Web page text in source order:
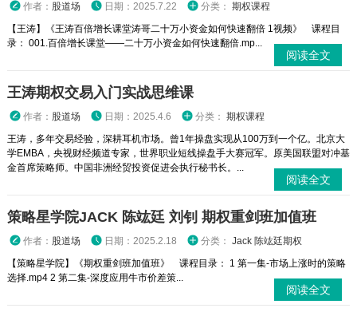
作者： 股道场 日期：2025.7.22 分类： 期权课程
【王涛】《王涛百倍增长课堂涛哥二十万小资金如何快速翻倍 1视频》 课程目
录： 001.百倍增长课堂——二十万小资金如何快速翻倍.mp...
阅读全文
王涛期权交易入门实战思维课
作者： 股道场 日期：2025.4.6 分类： 期权课程
王涛，多年交易经验，深耕耳机市场。曾1年操盘实现从100万到一个亿。北京大
学EMBA，央视财经频道专家，世界职业短线操盘手大赛冠军。原美国联盟对冲基
金首席策略师。中国非洲经贸投资促进会执行秘书长。...
阅读全文
策略星学院JACK 陈竑廷 刘钊 期权重剑班加值班
作者： 股道场 日期：2025.2.18 分类： Jack 陈竑廷期权
【策略星学院】《期权重剑班加值班》 课程目录： 1 第一集-市场上涨时的策略
选择.mp4 2 第二集-深度应用牛市价差策...
阅读全文